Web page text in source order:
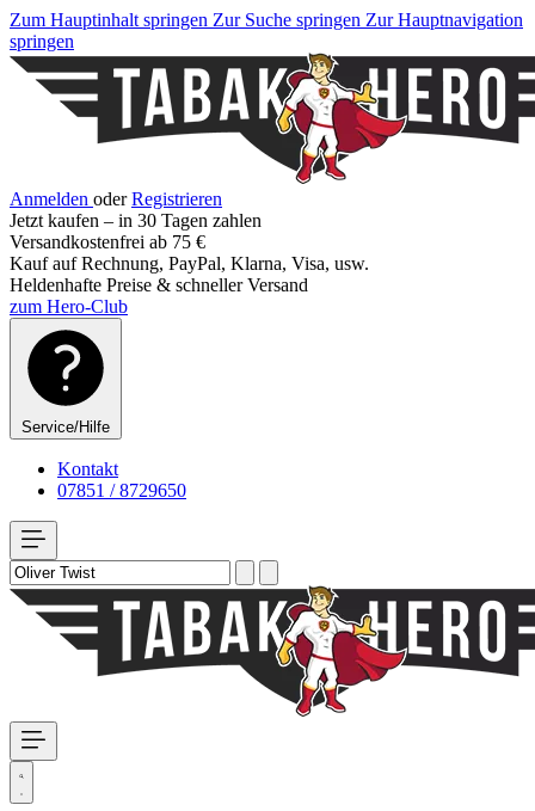
Zum Hauptinhalt springen Zur Suche springen Zur Hauptnavigation
springen
Anmelden oder Registrieren
Jetzt kaufen – in 30 Tagen zahlen
Versandkostenfrei ab 75 €
Kauf auf Rechnung, PayPal, Klarna, Visa, usw.
Heldenhafte Preise & schneller Versand
zum Hero-Club
Service/Hilfe
Kontakt
07851 / 8729650